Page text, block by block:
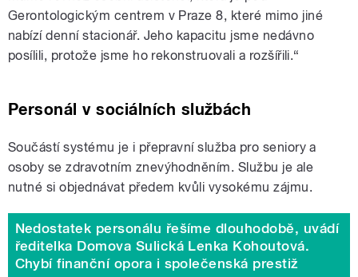
Gerontologickým centrem v Praze 8, které mimo jiné
nabízí denní stacionář. Jeho kapacitu jsme nedávno
posílili, protože jsme ho rekonstruovali a rozšířili.“
Personál v sociálních službách
Součástí systému je i přepravní služba pro seniory a
osoby se zdravotním znevýhodněním. Službu je ale
nutné si objednávat předem kvůli vysokému zájmu.
Nedostatek personálu řešíme dlouhodobě, uvádí
ředitelka Domova Sulická Lenka Kohoutová.
Chybí finanční opora i společenská prestiž